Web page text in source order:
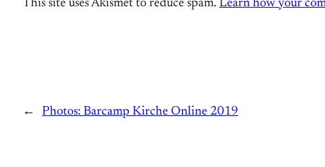
This site uses Akismet to reduce spam. Learn how your
← Photos: Barcamp Kirche Online 2019